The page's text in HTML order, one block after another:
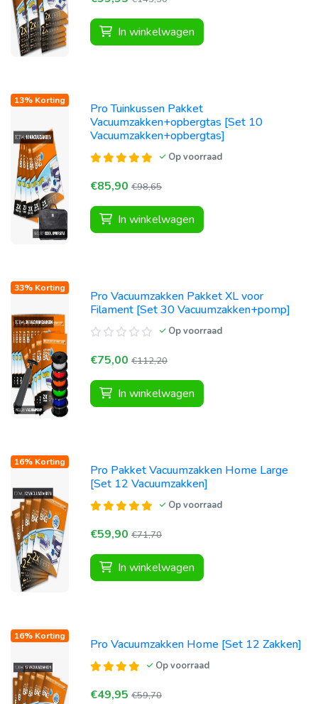
In winkelwagen
13% Korting
Pro Tuinkussen Pakket
Vacuumzakken+opbergtas [Set 10
Vacuumzakken+opbergtas]
Op voorraad
€85,90 €98,65
In winkelwagen
33% Korting
Pro Vacuumzakken Pakket XL voor
Filament [Set 30 Vacuumzakken+pomp]
Op voorraad
€75,00 €112,20
In winkelwagen
16% Korting
Pro Pakket Vacuumzakken Home Large
[Set 12 Vacuumzakken]
Op voorraad
€59,90 €71,70
In winkelwagen
16% Korting
Pro Vacuumzakken Home [Set 12 Zakken]
Op voorraad
€49,95 €59,70